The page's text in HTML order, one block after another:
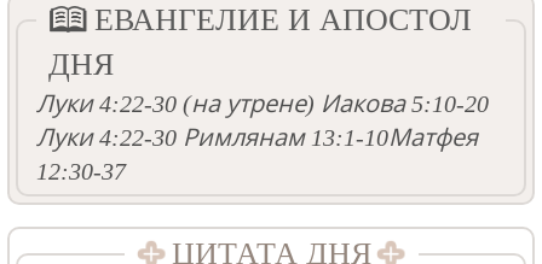
ЕВАНГЕЛИЕ И АПОСТОЛ
ДНЯ
Луки 4:22-30(на утрене) Иакова 5:10-20
Луки 4:22-30 Римлянам 13:1-10Матфея
12:30-37
ЦИТАТА ДНЯ